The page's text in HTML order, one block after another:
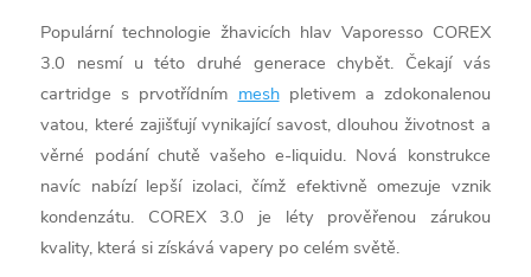
Populární technologie žhavicích hlav Vaporesso COREX
3.0 nesmí u této druhé generace chybět. Čekají vás
cartridge s prvotřídním meshpletivem a zdokonalenou
vatou, které zajišťují vynikající savost, dlouhou životnost a
věrné podání chutě vašeho e-liquidu. Nová konstrukce
navíc nabízí lepší izolaci, čímž efektivně omezuje vznik
kondenzátu. COREX 3.0 je léty prověřenou zárukou
kvality, která si získává vapery po celém světě.